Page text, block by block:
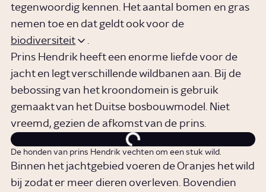
tegenwoordig kennen. Het aantal bomen en gras
nemen toe en dat geldt ook voor de
biodiversiteit
.
Prins Hendrik heeft een enorme liefde voor de
jacht en legt verschillende wildbanen aan. Bij de
bebossing van het kroondomein is gebruik
gemaakt van het Duitse bosbouwmodel. Niet
vreemd, gezien de afkomst van de prins.
De honden van prins Hendrik vechten om een stuk wild.
Binnen het jachtgebied voeren de Oranjes het wild
bij zodat er meer dieren overleven. Bovendien